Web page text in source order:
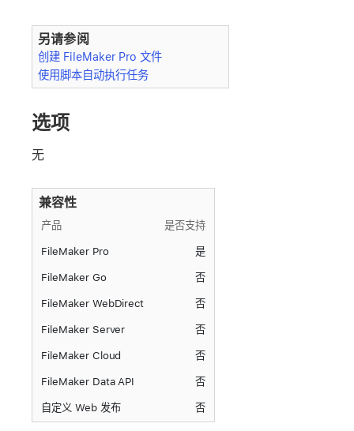
另请参阅
创建 FileMaker Pro 文件
使用脚本自动执行任务
选项
无
兼容性
产品 是否支持
FileMaker Pro 是
FileMaker Go 否
FileMaker WebDirect 否
FileMaker Server 否
FileMaker Cloud 否
FileMaker Data API 否
自定义 Web 发布 否